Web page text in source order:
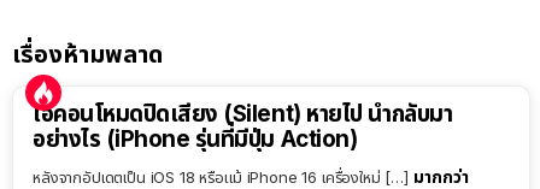
เรื่องห้ามพลาด
ไอคอนโหมดปิดเสียง (Silent) หายไป นำกลับมา
อย่างไร (iPhone รุ่นที่มีปุ่ม Action)
หลังจากอัปเดตเป็น iOS 18 หรือแม้ iPhone 16 เครื่องใหม่ […] มากกว่า